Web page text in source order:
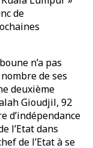
de
n’a pas
de ses
deuxième
Gioudjil, 92
d’indépendance
l’Etat dans
de l’Etat à se